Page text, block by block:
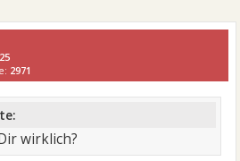
2971
wirklich?